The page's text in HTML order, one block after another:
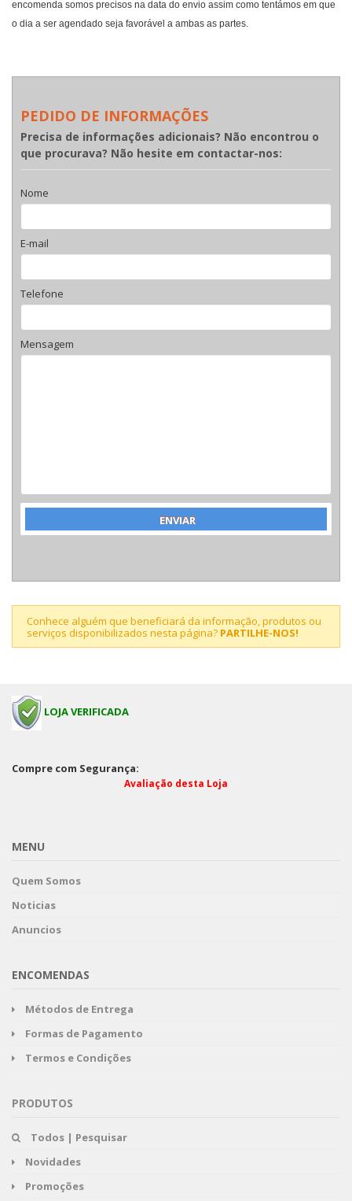
encomenda somos precisos na data do envio assim como tentámos em que
o dia a ser agendado seja favorável a ambas as partes.
PEDIDO DE INFORMAÇÕES
Precisa de informações adicionais? Não encontrou o
que procurava? Não hesite em contactar-nos:
Nome
E-mail
Telefone
Mensagem
Conhece alguém que beneficiará da informação, produtos ou
serviços disponibilizados nesta página? PARTILHE-NOS!
LOJA VERIFICADA
Compre com Segurança:
Avaliação desta Loja
MENU
Quem Somos
Noticias
Anuncios
ENCOMENDAS
Métodos de Entrega
Formas de Pagamento
Termos e Condições
PRODUTOS
Todos | Pesquisar
Novidades
Promoções